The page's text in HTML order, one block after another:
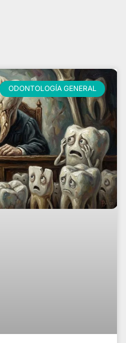
ODONTOLOGÍA GENERAL